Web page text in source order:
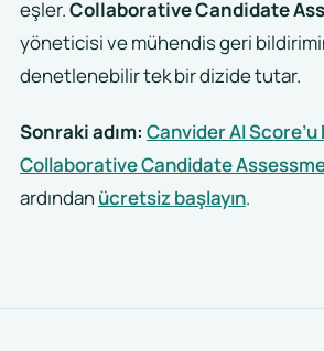
eşler.Collaborative Candidate
yöneticisi ve mühendis geri
denetlenebilir tek bir dizide tutar.
Sonraki adım: Canvider AI
Collaborative Candidate
ardından ücretsiz başlayın.